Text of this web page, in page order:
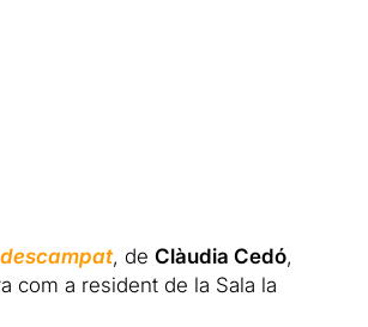
, de Clàudia Cedó,
com a resident de la Sala la